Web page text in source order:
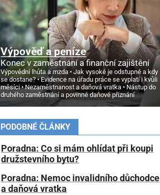
Výpověď a peníze
Konec v zaměstnání a finanční zajištění
Výpovědní lhůta a mzda
Jak vysoké je odstupné a kdy
se dostane?
Evidence na úřadu práce se vyplatí i kvůli
měsíci
Nezaměstnanost a daňová vratka
Nástup do
druhého zaměstnání a povinné daňové přiznání
PODOBNÉ ČLÁNKY
Poradna: Co si mám ohlídat při koupi
družstevního bytu?
Poradna: Nemoc invalidního důchodce
a daňová vratka